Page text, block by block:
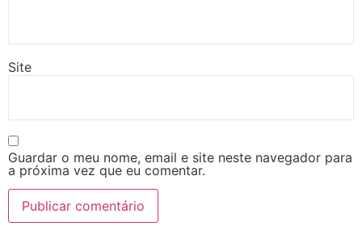
Site
Guardar o meu nome, email e site neste navegador para
a próxima vez que eu comentar.